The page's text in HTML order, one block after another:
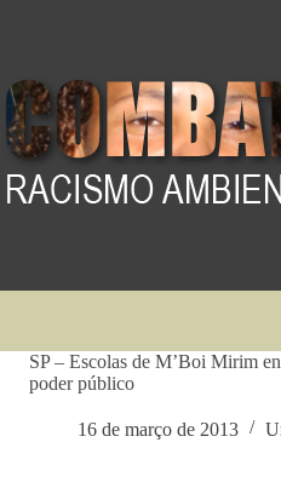
SP – Escolas de M’Boi Mirim
poder público
16 de março de 2013